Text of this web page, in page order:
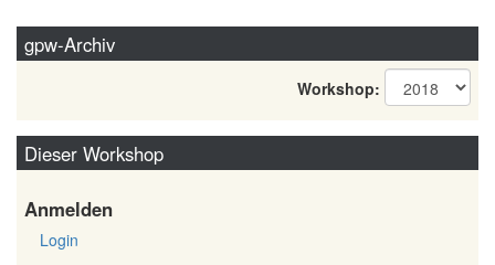
gpw-Archiv
Workshop:
Dieser Workshop
Anmelden
Login